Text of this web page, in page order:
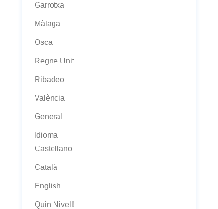
Garrotxa
Màlaga
Osca
Regne Unit
Ribadeo
València
General
Idioma
Castellano
Català
English
Quin Nivell!